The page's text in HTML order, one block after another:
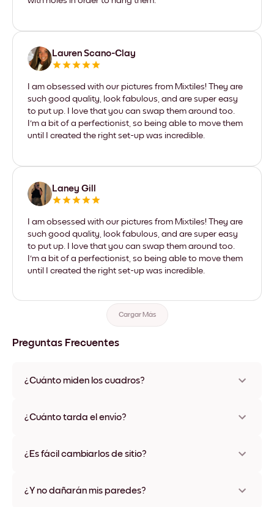
Lauren Scano-Clay
I am obsessed with our pictures from Mixtiles! They are
such good quality, look fabulous, and are super easy
to put up. I love that you can swap them around too.
I'm a bit of a perfectionist, so being able to move them
until I created the right set-up was incredible.
Laney Gill
I am obsessed with our pictures from Mixtiles! They are
such good quality, look fabulous, and are super easy
to put up. I love that you can swap them around too.
I'm a bit of a perfectionist, so being able to move them
until I created the right set-up was incredible.
Cargar Más
Preguntas Frecuentes
¿Cuánto miden los cuadros?
materiales y colores de marco, incluidas opciones sin marco y
¿Cuánto tarda el envío?
disponibles en algunos países. Te enviaremos un número de
¿Es fácil cambiarlos de sitio?
ningún daño
¿Y no dañarán mis paredes?